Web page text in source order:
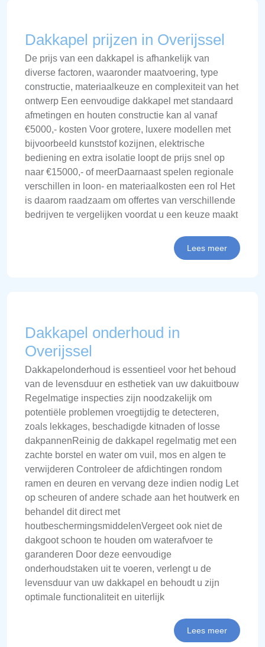
Dakkapel prijzen in Overijssel
De prijs van een dakkapel is afhankelijk van
diverse factoren, waaronder maatvoering, type
constructie, materiaalkeuze en complexiteit van het
ontwerp Een eenvoudige dakkapel met standaard
afmetingen en houten constructie kan al vanaf
€5000,- kosten Voor grotere, luxere modellen met
bijvoorbeeld kunststof kozijnen, elektrische
bediening en extra isolatie loopt de prijs snel op
naar €15000,- of meerDaarnaast spelen regionale
verschillen in loon- en materiaalkosten een rol Het
is daarom raadzaam om offertes van verschillende
bedrijven te vergelijken voordat u een keuze maakt
Lees meer
Dakkapel onderhoud in
Overijssel
Dakkapelonderhoud is essentieel voor het behoud
van de levensduur en esthetiek van uw dakuitbouw
Regelmatige inspecties zijn noodzakelijk om
potentiële problemen vroegtijdig te detecteren,
zoals lekkages, beschadigde kitnaden of losse
dakpannenReinig de dakkapel regelmatig met een
zachte borstel en water om vuil, mos en algen te
verwijderen Controleer de afdichtingen rondom
ramen en deuren en vervang deze indien nodig Let
op scheuren of andere schade aan het houtwerk en
behandel dit direct met
houtbeschermingsmiddelenVergeet ook niet de
dakgoot schoon te houden om waterafvoer te
garanderen Door deze eenvoudige
onderhoudstaken uit te voeren, verlengt u de
levensduur van uw dakkapel en behoudt u zijn
optimale functionaliteit en uiterlijk
Lees meer